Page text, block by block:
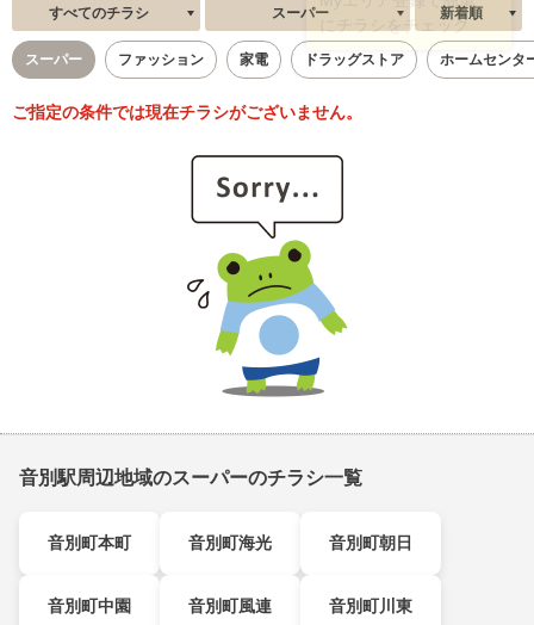
すべてのチラシ スーパー 新着順
スーパー ファッション 家電 ドラッグストア ホームセンタ
ご指定の条件では現在チラシがございません。
音別駅周辺地域のスーパーのチラシ一覧
音別町本町 音別町海光 音別町朝日
音別町中園 音別町風連 音別町川東